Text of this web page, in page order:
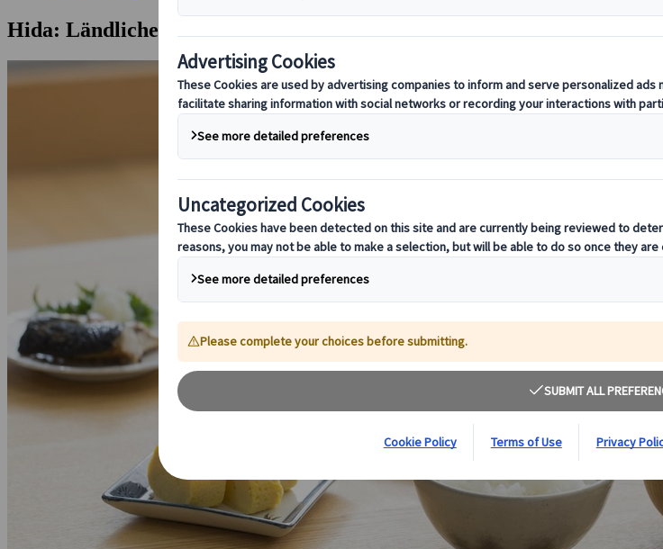
Hida: Ländlicher Kochkurs in einem japanischen Zuhause